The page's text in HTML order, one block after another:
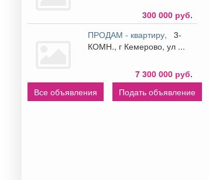
300 000 руб.
ПРОДАМ - квартиру,
3-
КОМН., г Кемерово, ул ...
7 300 000 руб.
Все объявления
Подать объявление